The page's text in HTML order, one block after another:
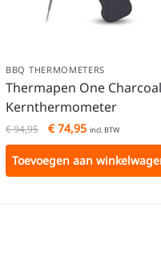
BBQ THERMOMETERS
Thermapen One Charcoal
Kernthermometer
€94,95 €74,95 incl. BTW
Toevoegen aan